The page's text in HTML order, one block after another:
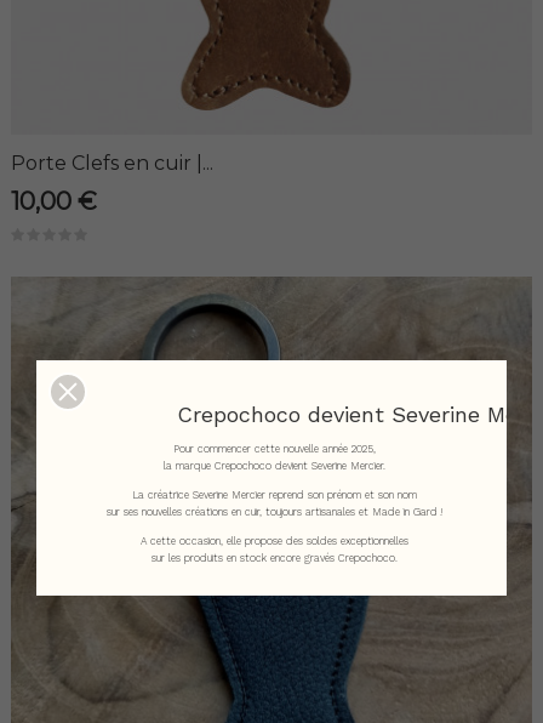
Porte Clefs en cuir |...
10,00 €
Crepochoco devient Severine
Pour commencer cette nouvelle année 2025,
la marque Crepochoco devient Severine Mercier.
La créatrice Severine Mercier reprend son prénom et son nom
sur ses nouvelles créations en cuir, toujours artisanales et Made in Gard !
A cette occasion, elle propose des soldes exceptionnelles
sur les produits en stock encore gravés Crepochoco.